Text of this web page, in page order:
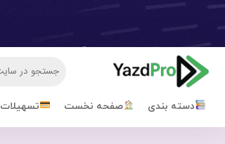
دسته بندی صفحه نخست تسهیلات